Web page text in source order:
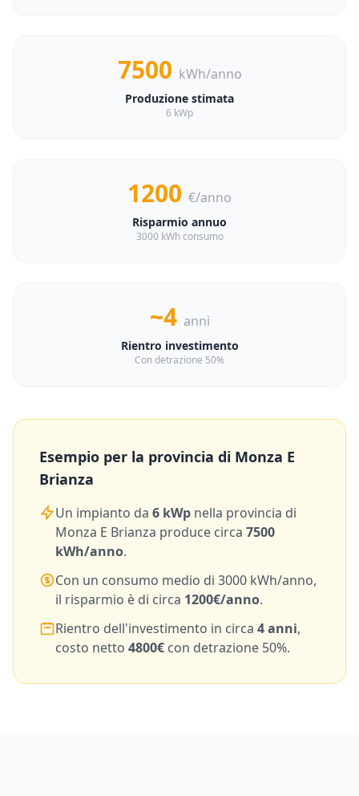
7500 kWh/anno
Produzione stimata
6 kWp
1200 €/anno
Risparmio annuo
3000 kWh consumo
~4 anni
Rientro investimento
Con detrazione 50%
Esempio per la provincia di Monza E
Brianza
Un impianto da 6 kWp nella provincia di
Monza E Brianza produce circa 7500
kWh/anno.
Con un consumo medio di 3000 kWh/anno,
il risparmio è di circa 1200€/anno.
Rientro dell'investimento in circa 4anni,
costo netto 4800€ con detrazione 50%.